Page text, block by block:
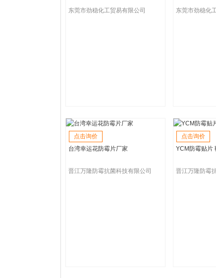
东莞市劲稳化工贸易有限公司 东莞市劲稳化
点击询价
台湾幸运花防霉片厂家
晋江万隆防霉抗菌科技有限公司
点击询价
YCM防霉贴片
晋江万隆防霉